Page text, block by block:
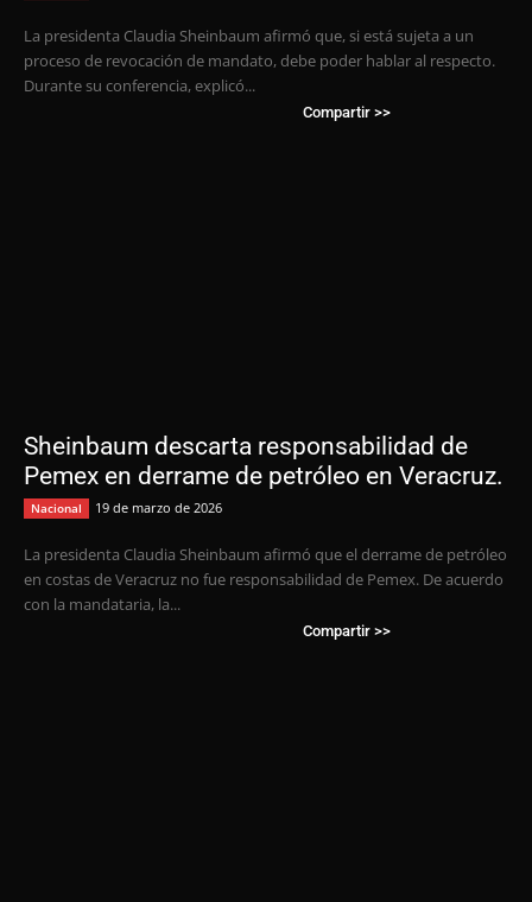
La presidenta Claudia Sheinbaum afirmó que, si está sujeta a un
proceso de revocación de mandato, debe poder hablar al respecto.
Durante su conferencia, explicó...
Compartir >>
Sheinbaum descarta responsabilidad de
Pemex en derrame de petróleo en Veracruz.
Nacional 19 de marzo de 2026
La presidenta Claudia Sheinbaum afirmó que el derrame de petróleo
en costas de Veracruz no fue responsabilidad de Pemex. De acuerdo
con la mandataria, la...
Compartir >>